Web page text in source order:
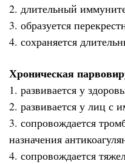
2. длительный
3. образуется
4. сохраняется
Хроническая
1. развивается у
2. развивается у лиц с
3. сопровождается
назначения
4. сопровождается